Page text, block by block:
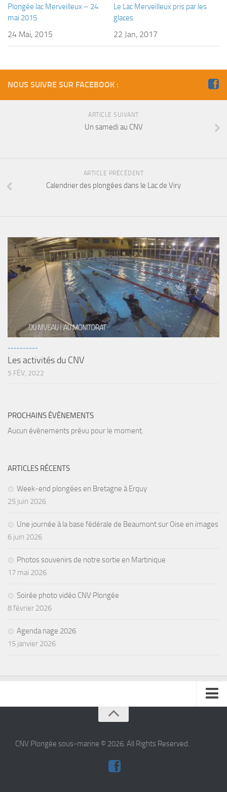
Plongée lac Merveilleux – 24
mai 2015
24 Mai, 2015
Le Lac Merveilleux pris par les
glaces
22 Jan, 2017
NOUS SUIVRE SUR FACEBOOK :
ARTICLE SUIVANT
Un samedi au CNV
ARTICLE PRÉCÉDENT
Calendrier des plongées dans le Lac de Viry
----------
Les activités du CNV
5 FÉV, 2022
PROCHAINS ÉVÈNEMENTS
Aucun évènements prévu pour le moment.
ARTICLES RÉCENTS
Week-end plongées en Bretagne à Erquy
25 juin 2026
Une journée à la base fédérale de Beaumont sur Oise en images
6 juin 2026
Photos souvenirs de notre sortie en Martinique
17 mai 2026
Soirée photo vidéo CNV Plongée
8 février 2026
Agenda nage 2026
15 janvier 2026
CNV Plongée sous-marine © 2026. All Rights Reserved.